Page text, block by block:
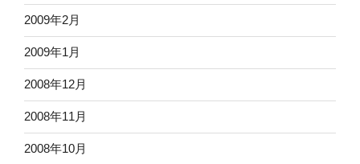
2009年2月
2009年1月
2008年12月
2008年11月
2008年10月